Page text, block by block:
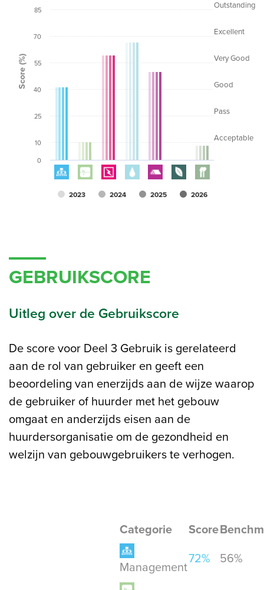
Acceptable
Pass
Good
Very Good
Excellent
Outstanding
Score (%)
2023 2024 2025 2026
0
10
25
40
55
70
85
GEBRUIKSCORE
Uitleg over de Gebruikscore
De score voor Deel 3 Gebruik is gerelateerd
aan de rol van gebruiker en geeft een
beoordeling van enerzijds aan de wijze waarop
de gebruiker of huurder met het gebouw
omgaat en anderzijds eisen aan de
huurdersorganisatie om de gezondheid en
welzijn van gebouwgebruikers te verhogen.
Categorie Score
Management
72% 56%